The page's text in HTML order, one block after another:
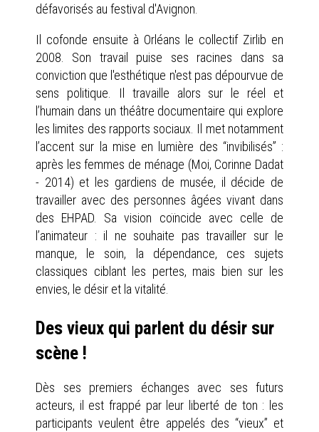
défavorisés au festival d'Avignon.
Il cofonde ensuite à Orléans le collectif Zirlib en
2008. Son travail puise ses racines dans sa
conviction que l'esthétique n'est pas dépourvue de
sens politique. Il travaille alors sur le réel et
l’humain dans un théâtre documentaire qui explore
les limites des rapports sociaux. Il met notamment
l’accent sur la mise en lumière des “invibilisés” :
après les femmes de ménage (Moi, Corinne Dadat
- 2014) et les gardiens de musée, il décide de
travailler avec des personnes âgées vivant dans
des EHPAD. Sa vision coïncide avec celle de
l’animateur : il ne souhaite pas travailler sur le
manque, le soin, la dépendance, ces sujets
classiques ciblant les pertes, mais bien sur les
envies, le désir et la vitalité.
Des vieux qui parlent du désir sur
scène !
Dès ses premiers échanges avec ses futurs
acteurs, il est frappé par leur liberté de ton : les
participants veulent être appelés des “vieux” et